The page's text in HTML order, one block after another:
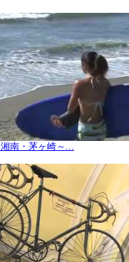
南・茅ヶ崎～...